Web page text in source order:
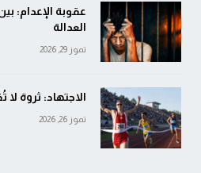
عقوبة الإعدام:
العدالة
تموز 29, 2026
الاجتهاد: ثروة لا
تموز 26, 2026